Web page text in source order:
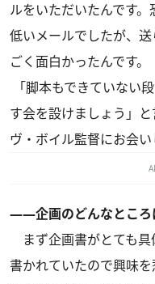
ルをいただいたんです
低いメールでしたが、
ごく面白かったんです。
「脚本もできていない
す会を設けましょう」
ヴ・ボイル監督にお会い
――企画のどんなところ
まず企画書がとても具
書かれていたので興味